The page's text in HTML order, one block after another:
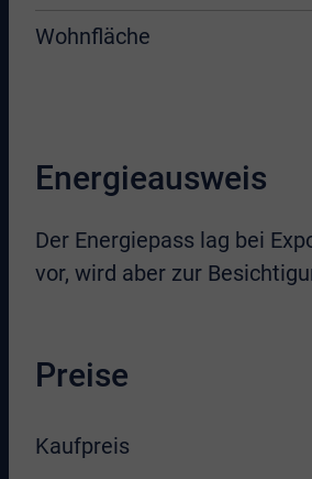
Wohnfläche
Energieausweis
Der Energiepass lag bei
vor, wird aber zur
Preise
Kaufpreis